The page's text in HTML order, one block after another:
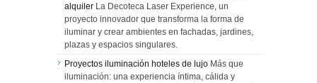
alquiler La Decoteca Laser Experience, un
proyecto innovador que transforma la forma de
iluminar y crear ambientes en fachadas, jardines,
plazas y espacios singulares.
Proyectos iluminación hoteles de lujo Más que
iluminación: una experiencia íntima, cálida y